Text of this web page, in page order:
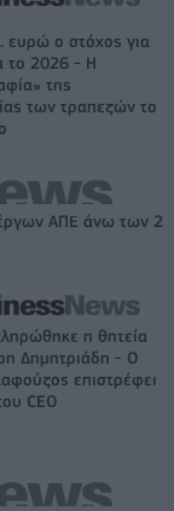
ευρώ ο στόχος για
το 2026 - Η
της
των τραπεζών το
ΑΠΕ άνω των 2
η θητεία
Δημητριάδη - Ο
επιστρέφει
CEO